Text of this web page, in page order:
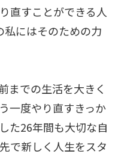
直すことができる人
にはそのための力
までの生活を大きく
一度やり直すきっか
た26年間も大切な自
で新しく人生をスタ